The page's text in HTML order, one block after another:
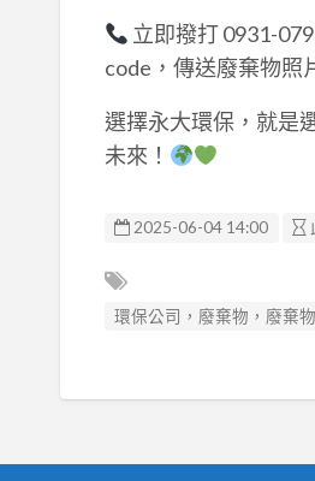
立即撥打 0931-
code，傳送廢棄物照
選擇永大環保，就是
未來！
2025-06-04 14:00
環保公司，廢棄物，廢棄